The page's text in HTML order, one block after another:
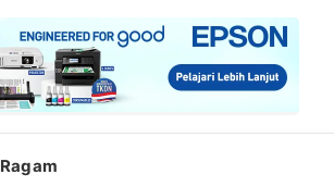
Ragam